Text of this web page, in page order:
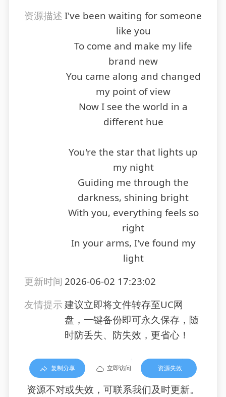
资源描述I've been waiting for someone
like you
To come and make my life
brand new
You came along and changed
my point of view
Now I see the world in a
different hue
You're the star that lights up
my night
Guiding me through the
darkness, shining bright
With you, everything feels so
right
In your arms, I've found my
light
更新时间 2026-06-02 17:23:02
友情提示建议立即将文件转存至UC网
盘，一键备份即可永久保存，随
时防丢失、防失效，更省心！
复制分享 立即访问 资源失效
资源不对或失效，可联系我们及时更新。